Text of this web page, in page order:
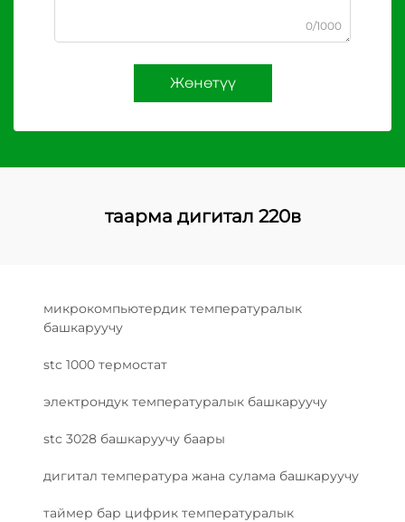
0/1000
Жөнөтүү
таарма дигитал 220в
микрокомпьютердик температуралык
башкаруучу
stc 1000 термостат
электрондук температуралык башкаруучу
stc 3028 башкаруучу баары
дигитал температура жана сулама башкаруучу
таймер бар цифрик температуралык